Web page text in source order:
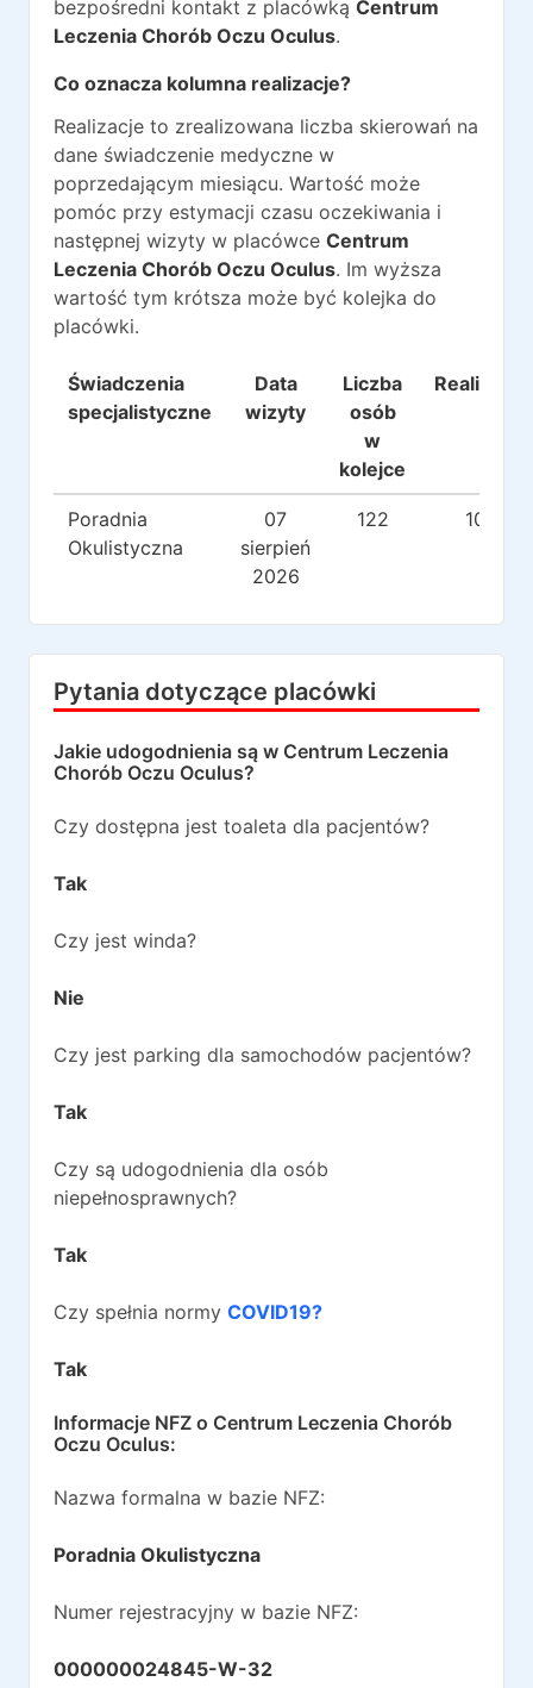
bezpośredni kontakt z placówką Centrum
Leczenia Chorób Oczu Oculus.
Co oznacza kolumna realizacje?
Realizacje to zrealizowana liczba skierowań na
dane świadczenie medyczne w
poprzedającym miesiącu. Wartość może
pomóc przy estymacji czasu oczekiwania i
następnej wizyty w placówce Centrum
Leczenia Chorób Oczu Oculus. Im wyższa
wartość tym krótsza może być kolejka do
placówki.
Świadczenia
specjalistyczne
Data
wizyty
Liczba
osób
w
kolejce
Realizacje
Poradnia
Okulistyczna
07
sierpień
2026
122 104
Pytania dotyczące placówki
Jakie udogodnienia są w Centrum Leczenia
Chorób Oczu Oculus?
Czy dostępna jest toaleta dla pacjentów?
Tak
Czy jest winda?
Nie
Czy jest parking dla samochodów pacjentów?
Tak
Czy są udogodnienia dla osób
niepełnosprawnych?
Tak
Czy spełnia normy COVID19?
Tak
Informacje NFZ o Centrum Leczenia Chorób
Oczu Oculus:
Nazwa formalna w bazie NFZ:
Poradnia Okulistyczna
Numer rejestracyjny w bazie NFZ:
000000024845-W-32